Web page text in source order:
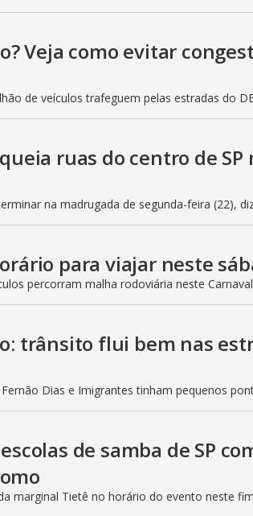
Veja como evitar
de veículos trafeguem pelas estradas do
ruas do centro de
na madrugada de segunda-feira (22),
para viajar neste
percorram malha rodoviária neste Carnaval
trânsito flui bem nas
Dias e Imigrantes tinham pequenos
de samba de SP
marginal Tietê no horário do evento neste